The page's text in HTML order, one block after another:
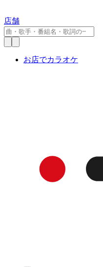
店舗
お店でカラオケ